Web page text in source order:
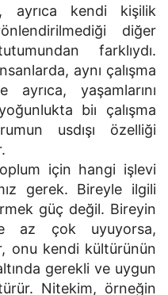
ayrıca kendi kişilik
diğer
farklıydı.
aynı çalışma
yaşamlarını
biı çalışma
usdışı özelliği
için hangi işlevi
gerek. Bireyle ilgili
güç değil. Bireyin
az çok uyuyorsa,
onu kendi kültürünün
gerekli ve uygun
Nitekim, örneğin